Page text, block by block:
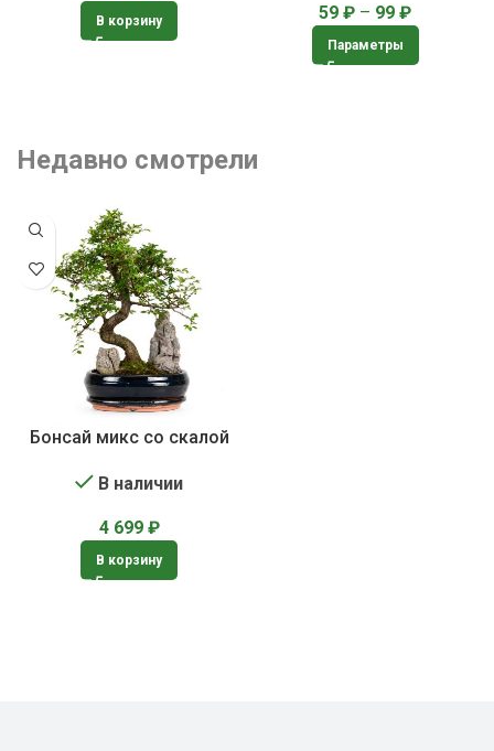
В корзину 59 ₽ – 99 ₽
Параметры
Недавно смотрели
Бонсай микс со скалой
В наличии
4 699 ₽
В корзину